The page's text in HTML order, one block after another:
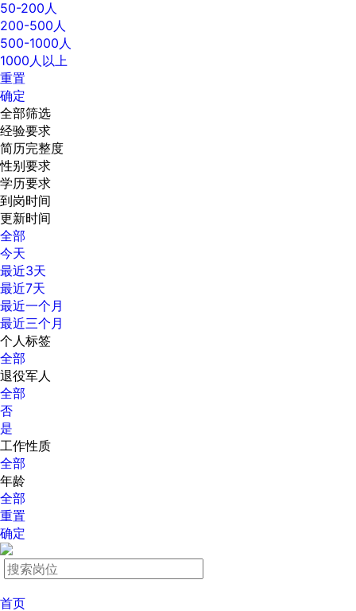
50-200人
200-500人
500-1000人
1000人以上
重置
确定
全部筛选
经验要求
简历完整度
性别要求
学历要求
到岗时间
更新时间
全部
今天
最近3天
最近7天
最近一个月
最近三个月
个人标签
全部
退役军人
全部
否
是
工作性质
全部
年龄
全部
重置
确定
首页